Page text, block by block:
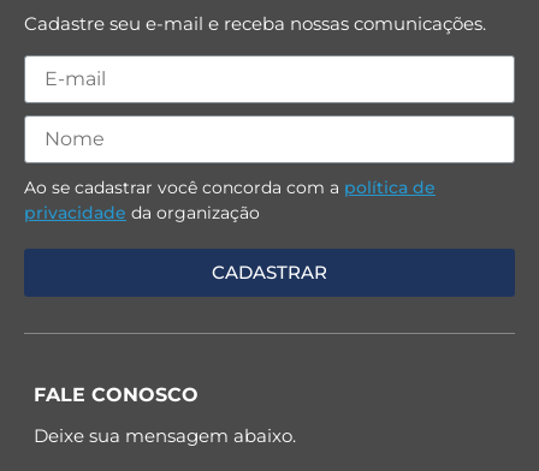
Cadastre seu e-mail e receba nossas comunicações.
Ao se cadastrar você concorda com a política de
privacidade da organização
FALE CONOSCO
Deixe sua mensagem abaixo.